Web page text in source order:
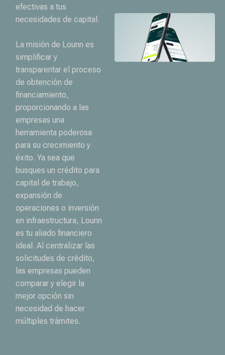
efectivas a tus
necesidades de capital.
La misión de Lounn es
simplificar y
transparentar el proceso
de obtención de
financiamiento,
proporcionando a las
empresas una
herramienta poderosa
para su crecimiento y
éxito. Ya sea que
busques un crédito para
capital de trabajo,
expansión de
operaciones o inversión
en infraestructura, Lounn
es tu aliado financiero
ideal. Al centralizar las
solicitudes de crédito,
las empresas pueden
comparar y elegir la
mejor opción sin
necesidad de hacer
múltiples trámites.